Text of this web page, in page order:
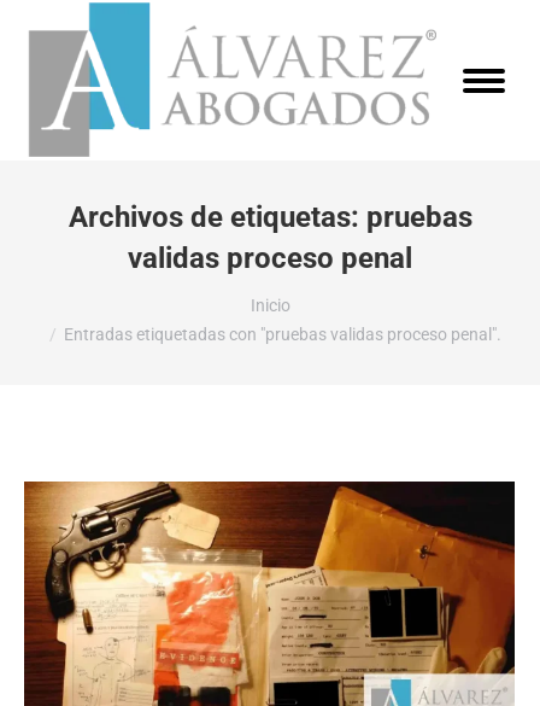
Archivos de etiquetas: pruebas
validas proceso penal
Inicio
Entradas etiquetadas con "pruebas validas proceso penal".